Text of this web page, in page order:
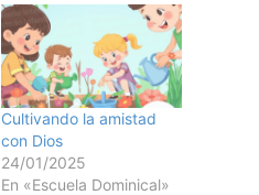
Cultivando la amistad
con Dios
24/01/2025
En «Escuela Dominical»